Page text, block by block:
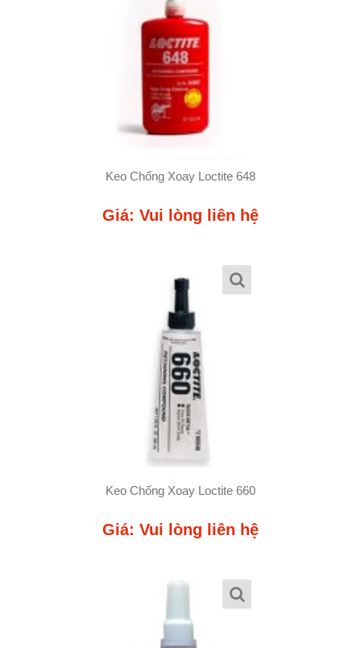
Keo Chống Xoay Loctite 648
Giá: Vui lòng liên hệ
Keo Chống Xoay Loctite 660
Giá: Vui lòng liên hệ